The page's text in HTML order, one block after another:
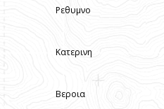
Ρεθυμνο
Κατερινη
Βεροια